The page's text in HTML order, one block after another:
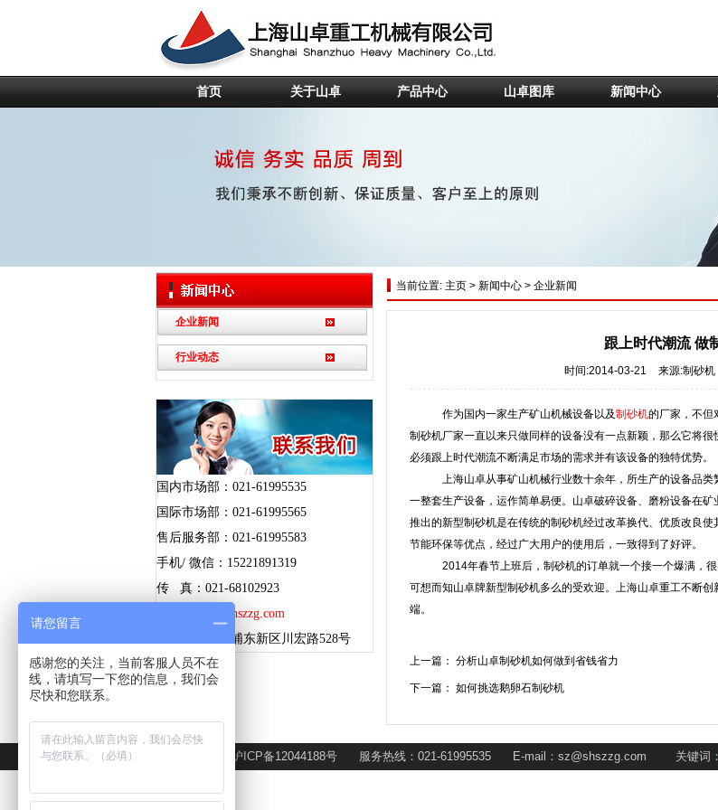
首页 关于山卓 产品中心 山卓图库 新闻中心
企业新闻
行业动态
国内市场部：021-61995535
国际市场部：021-61995565
售后服务部：021-61995583
手机/ 微信：15221891319
传 真：021-68102923
sz@shszzg.com
地 址：上海浦东新区川宏路528号
当前位置: 主页 > 新闻中心 > 企业新闻
跟上时代潮流 做
时间:2014-03-21 来源:制砂机
作为国内一家生产矿山机械设备以及制砂机的厂家，不但
制砂机厂家一直以来只做同样的设备没有一点新颖，那么它将
必须跟上时代潮流不断满足市场的需求并有该设备的独特优势。
上海山卓从事矿山机械行业数十余年，所生产的设备品
一整套生产设备，运作简单易便。山卓破碎设备、磨粉设备在
推出的新型制砂机是在传统的制砂机经过改革换代、优质改良
节能环保等优点，经过广大用户的使用后，一致得到了好评。
2014年春节上班后，制砂机的订单就一个接一个爆满，
可想而知山卓牌新型制砂机多么的受欢迎。上海山卓重工不断
端。
上一篇： 分析山卓制砂机如何做到省钱省力
下一篇： 如何挑选鹅卵石制砂机
备案号：沪ICP备12044188号 服务热线：021-61995535 E-mail：sz@shszzg.com 关键词：
请您留言
感谢您的关注，当前客服人员不在
线，请填写一下您的信息，我们会
尽快和您联系。